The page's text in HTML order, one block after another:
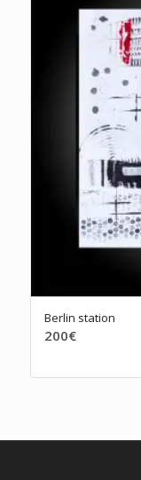
Berlin station
200€